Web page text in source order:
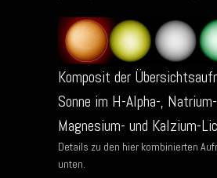
Komposit der
Sonne im H-Alpha-,
Magnesium- und Kalzium-
Details zu den hier kombinierten
unten.